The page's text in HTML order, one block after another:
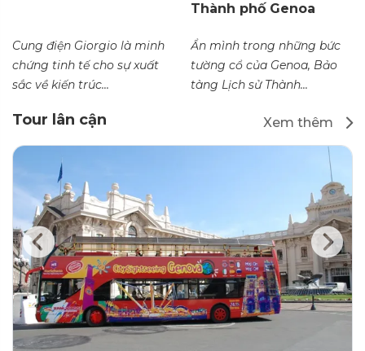
Cung điện Giorgio là minh
chứng tinh tế cho sự xuất
sắc về kiến trúc...
Thành phố Genoa
Ẩn mình trong những bức
tường cổ của Genoa, Bảo
tàng Lịch sử Thành...
Tour lân cận Xem thêm